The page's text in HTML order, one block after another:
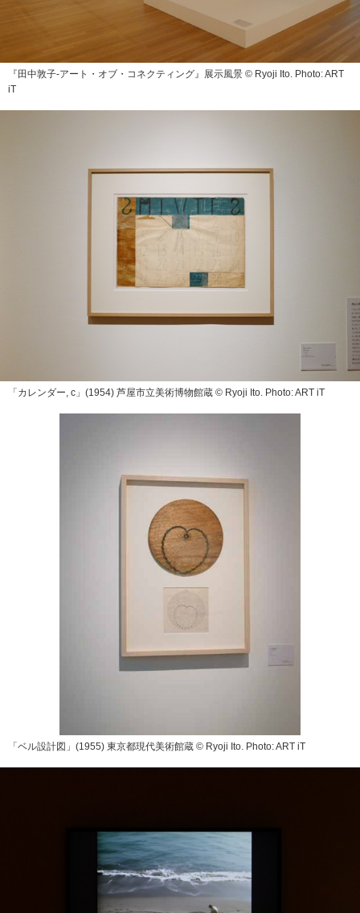
『田中敦子‐アート・オブ・コネクティング』展示風景 © Ryoji Ito. Photo: ART
iT
「カレンダー, c」(1954) 芦屋市立美術博物館蔵 © Ryoji Ito. Photo: ART iT
「ベル設計図」(1955) 東京都現代美術館蔵 © Ryoji Ito. Photo: ART iT